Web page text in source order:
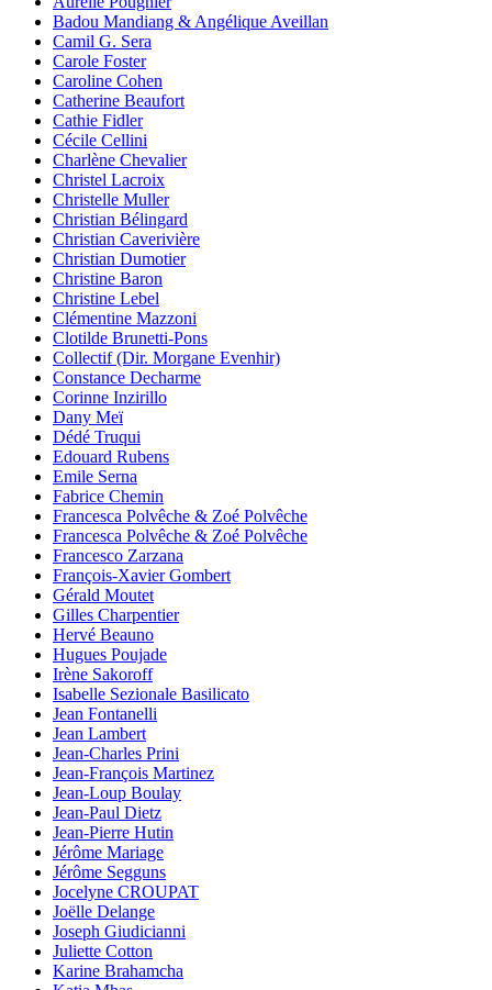
Badou Mandiang & Angélique Aveillan
Camil G. Sera
Carole Foster
Caroline Cohen
Catherine Beaufort
Cathie Fidler
Cécile Cellini
Charlène Chevalier
Christel Lacroix
Christelle Muller
Christian Bélingard
Christian Caverivière
Christian Dumotier
Christine Baron
Christine Lebel
Clémentine Mazzoni
Clotilde Brunetti-Pons
Collectif (Dir. Morgane Evenhir)
Constance Decharme
Corinne Inzirillo
Dany Meï
Dédé Truqui
Edouard Rubens
Emile Serna
Fabrice Chemin
Francesca Polvêche & Zoé Polvêche
Francesca Polvêche & Zoé Polvêche
Francesco Zarzana
François-Xavier Gombert
Gérald Moutet
Gilles Charpentier
Hervé Beauno
Hugues Poujade
Irène Sakoroff
Isabelle Sezionale Basilicato
Jean Fontanelli
Jean Lambert
Jean-Charles Prini
Jean-François Martinez
Jean-Loup Boulay
Jean-Paul Dietz
Jean-Pierre Hutin
Jérôme Mariage
Jérôme Segguns
Jocelyne CROUPAT
Joëlle Delange
Joseph Giudicianni
Juliette Cotton
Karine Brahamcha